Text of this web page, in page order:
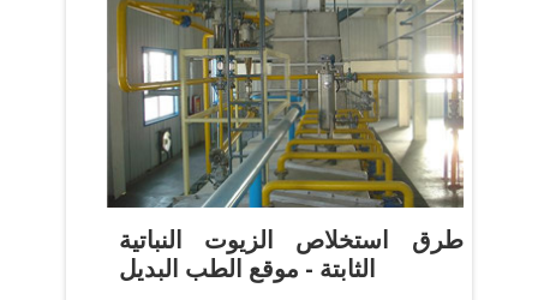
طرق استخلاص الزيوت النباتية
الثابتة - موقع الطب البديل